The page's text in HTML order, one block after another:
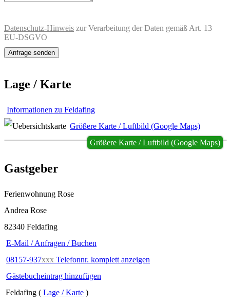
Datenschutz-Hinweis zur Verarbeitung der Daten gemäß Art. 13
EU-DSGVO
Lage / Karte
Informationen zu Feldafing
Größere Karte / Luftbild (Google Maps)
Größere Karte / Luftbild (Google Maps)
Gastgeber
Ferienwohnung Rose
Andrea Rose
82340 Feldafing
E-Mail / Anfragen / Buchen
08157-937xxx Telefonnr. komplett anzeigen
Gästebucheintrag hinzufügen
Feldafing ( Lage / Karte )